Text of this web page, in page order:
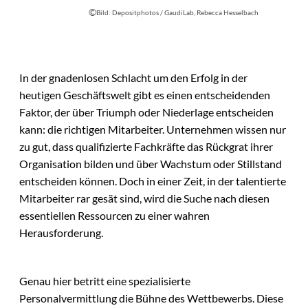
©Bild: Depositphotos / GaudiLab, Rebecca Hesselbach
In der gnadenlosen Schlacht um den Erfolg in der
heutigen Geschäftswelt gibt es einen entscheidenden
Faktor, der über Triumph oder Niederlage entscheiden
kann: die richtigen Mitarbeiter. Unternehmen wissen nur
zu gut, dass qualifizierte Fachkräfte das Rückgrat ihrer
Organisation bilden und über Wachstum oder Stillstand
entscheiden können. Doch in einer Zeit, in der talentierte
Mitarbeiter rar gesät sind, wird die Suche nach diesen
essentiellen Ressourcen zu einer wahren
Herausforderung.
Genau hier betritt eine spezialisierte
Personalvermittlung die Bühne des Wettbewerbs. Diese